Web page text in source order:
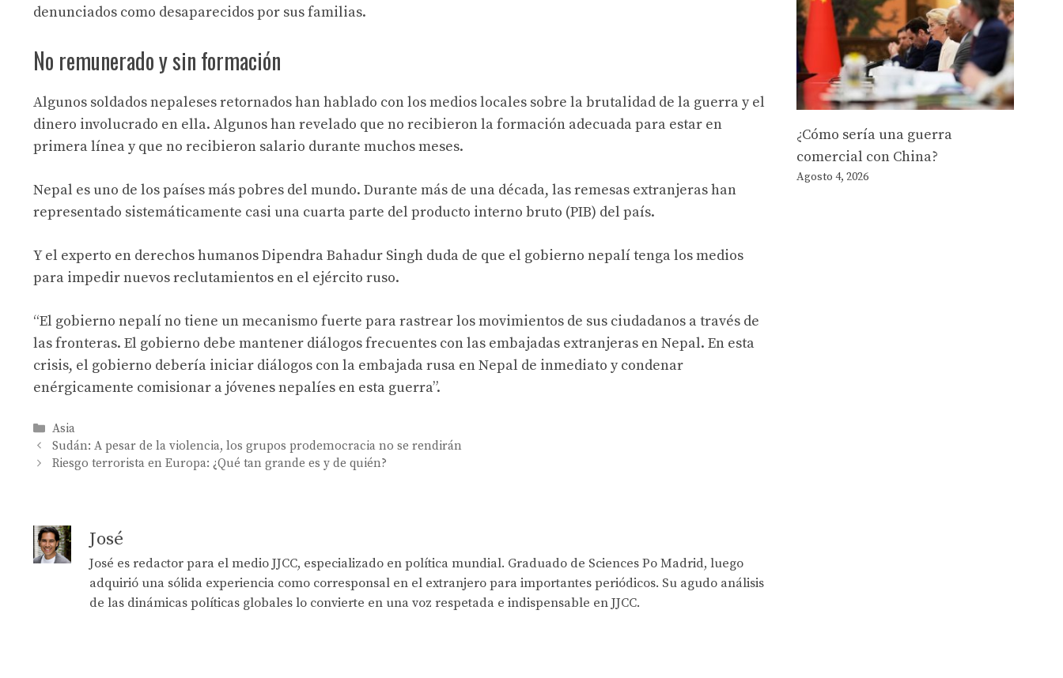
denunciados como desaparecidos por sus familias.
No remunerado y sin formación
Algunos soldados nepaleses retornados han hablado con los medios locales sobre la brutalidad de la guerra y el
dinero involucrado en ella. Algunos han revelado que no recibieron la formación adecuada para estar en
primera línea y que no recibieron salario durante muchos meses.
Nepal es uno de los países más pobres del mundo. Durante más de una década, las remesas extranjeras han
representado sistemáticamente casi una cuarta parte del producto interno bruto (PIB) del país.
Y el experto en derechos humanos Dipendra Bahadur Singh duda de que el gobierno nepalí tenga los medios
para impedir nuevos reclutamientos en el ejército ruso.
“El gobierno nepalí no tiene un mecanismo fuerte para rastrear los movimientos de sus ciudadanos a través de
las fronteras. El gobierno debe mantener diálogos frecuentes con las embajadas extranjeras en Nepal. En esta
crisis, el gobierno debería iniciar diálogos con la embajada rusa en Nepal de inmediato y condenar
enérgicamente comisionar a jóvenes nepalíes en esta guerra”.
Categories
Asia
Sudán: A pesar de la violencia, los grupos prodemocracia no se rendirán
Riesgo terrorista en Europa: ¿Qué tan grande es y de quién?
José
José es redactor para el medio JJCC, especializado en política mundial. Graduado de Sciences Po Madrid, luego
adquirió una sólida experiencia como corresponsal en el extranjero para importantes periódicos. Su agudo análisis
de las dinámicas políticas globales lo convierte en una voz respetada e indispensable en JJCC.
¿Cómo sería una guerra
comercial con China?
Agosto 4, 2026